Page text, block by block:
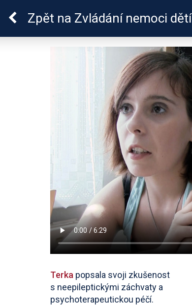
Epilepsie u dětí
Zpět na Zvládání nemoci dětí
Terka popsala svoji zkušenost
s neepileptickými záchvaty a
psychoterapeutickou péčí.